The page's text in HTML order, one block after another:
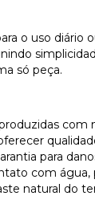
o uso diário
só peça.
para
com
natural do